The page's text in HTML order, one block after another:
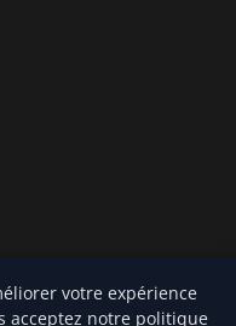
votre expérience
acceptez notre politique